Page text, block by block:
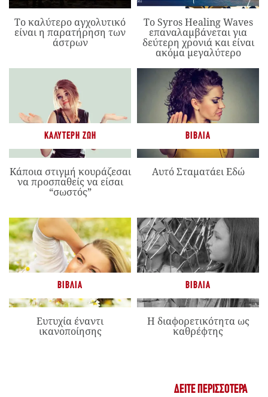
Το καλύτερο αγχολυτικό
είναι η παρατήρηση των
άστρων
Το Syros Healing Waves
επαναλαμβάνεται για
δεύτερη χρονιά και είναι
ακόμα μεγαλύτερο
ΚΑΛΎΤΕΡΗ ΖΩΉ
Κάποια στιγμή κουράζεσαι
να προσπαθείς να είσαι
“σωστός”
ΒΙΒΛΊΑ
Αυτό Σταματάει Εδώ
ΒΙΒΛΊΑ
Ευτυχία έναντι
ικανοποίησης
ΒΙΒΛΊΑ
Η διαφορετικότητα ως
καθρέφτης
ΔΕΊΤΕ ΠΕΡΙΣΣΌΤΕΡΑ